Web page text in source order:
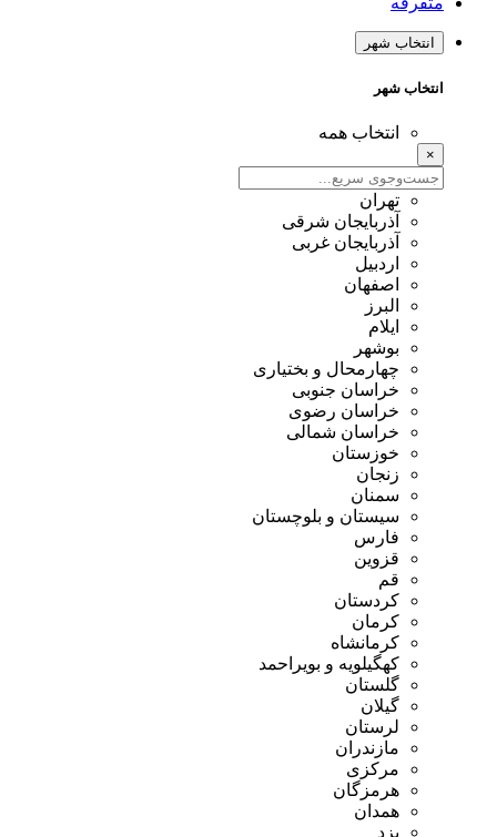
انتخاب شهر
انتخاب شهر
انتخاب همه
تهران
آذربایجان شرقی
آذربایجان غربی
اردبیل
اصفهان
البرز
ایلام
بوشهر
چهارمحال و بختیاری
خراسان جنوبی
خراسان رضوی
خراسان شمالی
خوزستان
زنجان
سمنان
سیستان و بلوچستان
فارس
قزوین
قم
کردستان
کرمان
کرمانشاه
کهگیلویه و بویراحمد
گلستان
گیلان
لرستان
مازندران
مرکزی
هرمزگان
همدان
یزد